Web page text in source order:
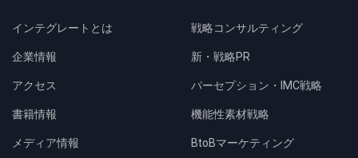
インテグレートとは
企業情報
アクセス
書籍情報
メディア情報
戦略コンサルティング
新・戦略PR
パーセプション・IMC戦略
機能性素材戦略
BtoBマーケティング